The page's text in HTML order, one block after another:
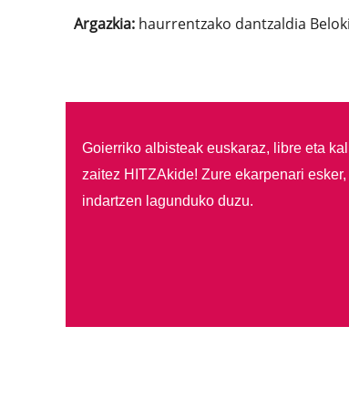
Argazkia:haurrentzako dantzaldia
Goierriko albisteak euskaraz, libre eta
zaitez HITZAkide! Zure ekarpenari
indartzen lagunduko duzu.